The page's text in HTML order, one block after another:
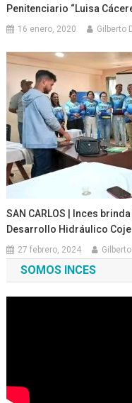
Penitenciario “Luisa
16 enero, 2020 Gilberto
SAN CARLOS | Inces
Desarrollo Hidráulico
27 febrero, 2024
SOMOS INCES